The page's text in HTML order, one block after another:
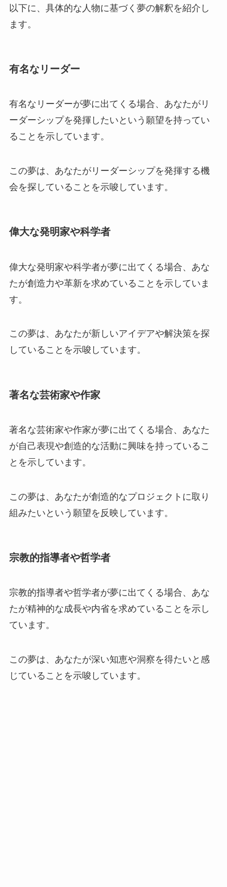
以下に、具体的な人物に基づく夢の解釈を紹介し
ます。
有名なリーダー
有名なリーダーが夢に出てくる場合、あなたがリ
ーダーシップを発揮したいという願望を持ってい
ることを示しています。
この夢は、あなたがリーダーシップを発揮する機
会を探していることを示唆しています。
偉大な発明家や科学者
偉大な発明家や科学者が夢に出てくる場合、あな
たが創造力や革新を求めていることを示していま
す。
この夢は、あなたが新しいアイデアや解決策を探
していることを示唆しています。
著名な芸術家や作家
著名な芸術家や作家が夢に出てくる場合、あなた
が自己表現や創造的な活動に興味を持っているこ
とを示しています。
この夢は、あなたが創造的なプロジェクトに取り
組みたいという願望を反映しています。
宗教的指導者や哲学者
宗教的指導者や哲学者が夢に出てくる場合、あな
たが精神的な成長や内省を求めていることを示し
ています。
この夢は、あなたが深い知恵や洞察を得たいと感
じていることを示唆しています。